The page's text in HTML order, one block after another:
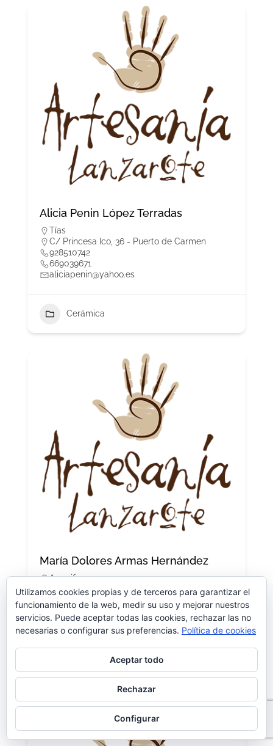
Alicia Penin López Terradas
Tías
C/ Princesa Ico, 36 - Puerto de Carmen
928510742
669039671
aliciapenin@yahoo.es
Cerámica
María Dolores Armas Hernández
Arrecife
C/ Ciudad Real, 22- Arrecife
928814862
636457502
Cerámica
Utilizamos cookies propias y de terceros para garantizar el
funcionamiento de la web, medir su uso y mejorar nuestros
servicios. Puede aceptar todas las cookies, rechazar las no
necesarias o configurar sus preferencias. Política de cookies
Aceptar todo
Rechazar
Configurar